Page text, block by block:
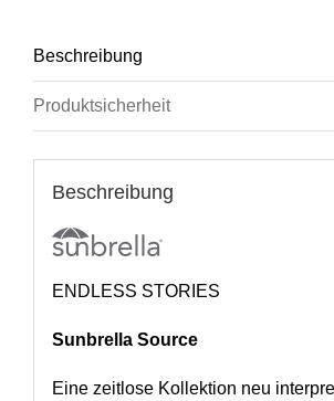
Beschreibung
Produktsicherheit
Beschreibung
ENDLESS STORIES
Sunbrella Source
Eine zeitlose Kollektion neu